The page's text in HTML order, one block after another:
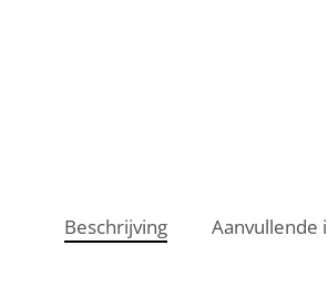
Beschrijving Aanvullende